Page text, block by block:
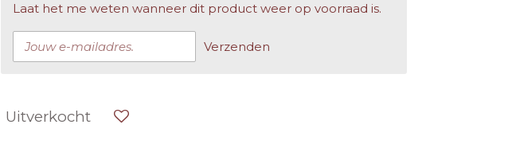
Laat het me weten wanneer dit product weer op voorraad is.
Verzenden
Uitverkocht